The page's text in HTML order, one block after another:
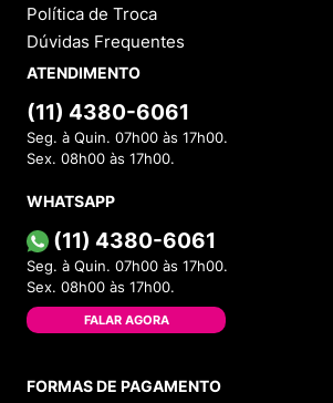
Política de Troca
Dúvidas Frequentes
ATENDIMENTO
(11) 4380-6061
Seg. à Quin. 07h00 às 17h00.
Sex. 08h00 às 17h00.
WHATSAPP
(11) 4380-6061
Seg. à Quin. 07h00 às 17h00.
Sex. 08h00 às 17h00.
FALAR AGORA
FORMAS DE PAGAMENTO